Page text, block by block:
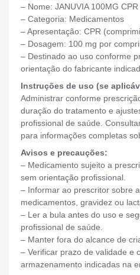
– Nome: JANUVIA 100MG CPR
– Categoria: Medicamentos
– Apresentação: CPR
– Dosagem: 100 mg por
– Destinado ao uso conforme
orientação do fabricante
Instruções de uso (se
Administrar conforme
duração do tratamento e
profissional de saúde.
para informações completas
Avisos e precauções:
– Medicamento sujeito a
sem orientação profissional.
– Informar ao prescritor sobre
medicamentos, gravidez ou
– Ler a bula antes do uso e
profissional de saúde.
– Manter fora do alcance de
– Verificar prazo de validade e
armazenamento indicadas na